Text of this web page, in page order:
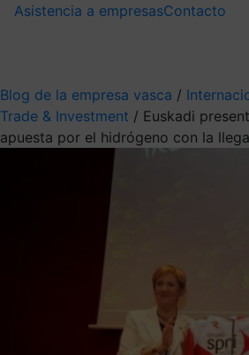
Asistencia a empresasContacto
Blog de la empresa vasca /
Trade & Investment / Euskadi
apuesta por el hidrógeno con la